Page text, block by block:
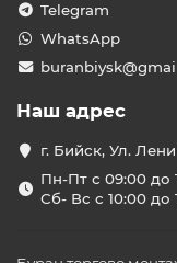
Telegram
WhatsApp
Наш адрес
г. Бийск, Ул.
Пн-Пт с 09:00 до
Сб- Вс с 10:00 до